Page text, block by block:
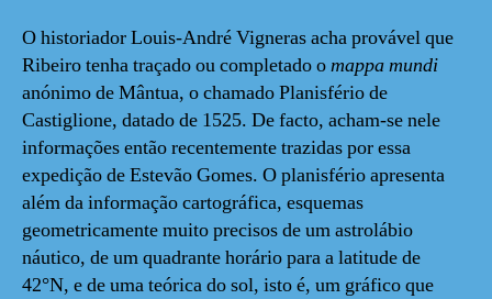
O historiador Louis-André Vigneras acha provável que
Ribeiro tenha traçado ou completado omappa mundi
anónimo de Mântua, o chamado Planisfério de
Castiglione, datado de 1525. De facto, acham-se nele
informações então recentemente trazidas por essa
expedição de Estevão Gomes. O planisfério apresenta
além da informação cartográfica, esquemas
geometricamente muito precisos de um astrolábio
náutico, de um quadrante horário para a latitude de
42°N, e de uma teórica do sol, isto é, um gráfico que